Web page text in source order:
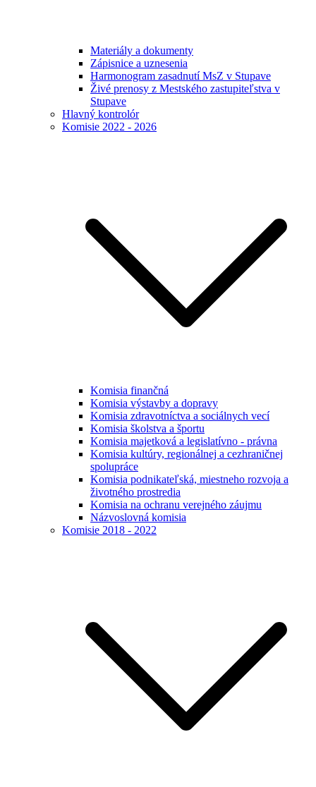
Materiály a dokumenty
Zápisnice a uznesenia
Harmonogram zasadnutí MsZ v Stupave
Živé prenosy z Mestského zastupiteľstva v
Stupave
Hlavný kontrolór
Komisie 2022 - 2026
Komisia finančná
Komisia výstavby a dopravy
Komisia zdravotníctva a sociálnych vecí
Komisia školstva a športu
Komisia majetková a legislatívno - právna
Komisia kultúry, regionálnej a cezhraničnej
spolupráce
Komisia podnikateľská, miestneho rozvoja a
životného prostredia
Komisia na ochranu verejného záujmu
Názvoslovná komisia
Komisie 2018 - 2022